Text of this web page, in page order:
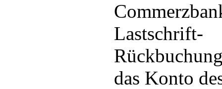
Lastschrift-
das Konto